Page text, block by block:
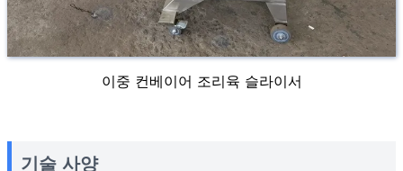
이중 컨베이어 조리육 슬라이서
기술 사양